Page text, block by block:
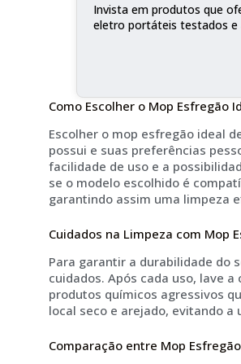
Invista em produtos que
eletro portáteis testados e
Como Escolher o Mop Esfregão
Escolher o mop esfregão ideal
possui e suas preferências
facilidade de uso e a
se o modelo escolhido é
garantindo assim uma limpeza
Cuidados na Limpeza com Mop
Para garantir a durabilidade do
cuidados. Após cada uso, lave
produtos químicos agressivos
local seco e arejado, evitando a
Comparação entre Mop